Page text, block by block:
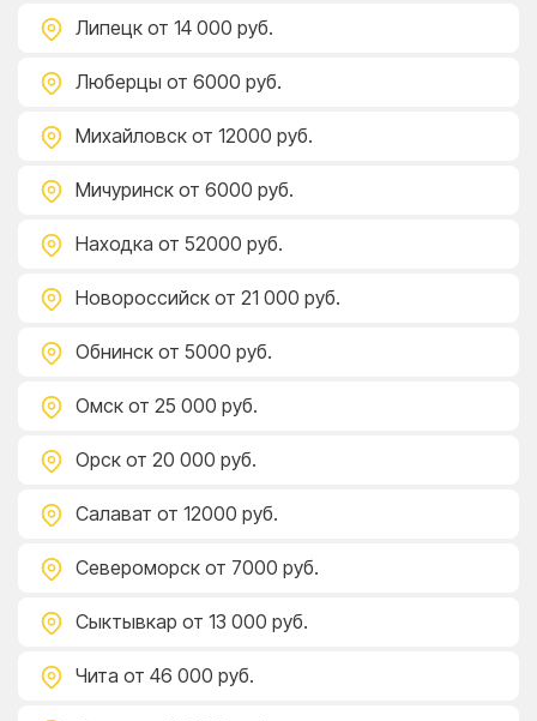
Липецк от 14 000 руб.
Люберцы от 6000 руб.
Михайловск от 12000 руб.
Мичуринск от 6000 руб.
Находка от 52000 руб.
Новороссийск от 21 000 руб.
Обнинск от 5000 руб.
Омск от 25 000 руб.
Орск от 20 000 руб.
Салават от 12000 руб.
Североморск от 7000 руб.
Сыктывкар от 13 000 руб.
Чита от 46 000 руб.